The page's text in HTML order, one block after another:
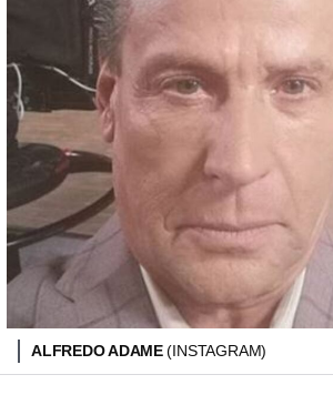
ALFREDO ADAME(INSTAGRAM)